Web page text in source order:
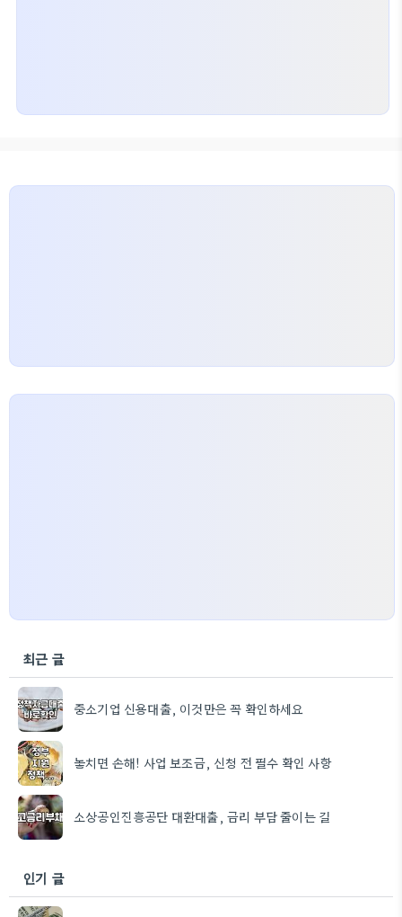
최근 글
중소기업 신용대출, 이것만은 꼭 확인하세요
놓치면 손해! 사업 보조금, 신청 전 필수 확인 사항
소상공인진흥공단 대환대출, 금리 부담 줄이는 길
인기 글